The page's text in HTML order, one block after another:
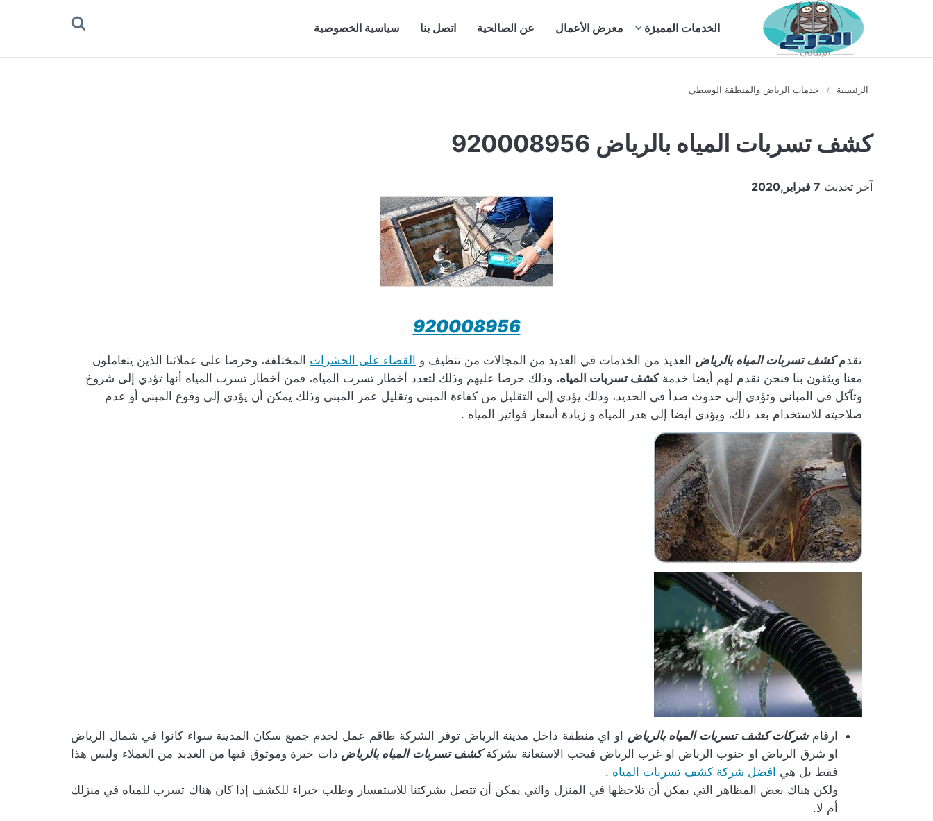
بحث
عن
الخدمات المميزة معرض الأعمال عن الصالحية اتصل بنا سياسية الخصوصية
الرئيسية خدمات الرياض والمنطقة الوسطي
كشف تسربات المياه بالرياض 920008956
آخر تحديث 7 فبراير,2020
920008956
تقدمكشف تسربات المياه بالرياض العديد من الخدمات في العديد من المجالات من تنظيف و القضاء على الحشرات المختلفة، وحرصا على عملائنا الذين يتعاملون
معنا ويثقون بنا فنحن نقدم لهم أيضا خدمةكشف تسربات المياه، وذلك حرصا عليهم وذلك لتعدد أخطار تسرب المياه، فمن أخطار تسرب المياه أنها تؤدي إلى شروخ
وتآكل في المباني وتؤدي إلى حدوث صدأ في الحديد، وذلك يؤدي إلى التقليل من كفاءة المبنى وتقليل عمر المبنى وذلك يمكن أن يؤدي إلى وقوع المبنى أو عدم
صلاحيته للاستخدام بعد ذلك، ويؤدي أيضا إلى هدر المياه و زيادة أسعار فواتير المياه .
ارقامشركات كشف تسربات المياه بالرياض او اي منطقة داخل مدينة الرياض توفر الشركة طاقم عمل لخدم جميع سكان المدينة سواء كانوا في شمال الرياض
او شرق الرياض او جنوب الرياض او غرب الرياض فيجب الاستعانة بشركةكشف تسربات المياه بالرياض ذات خبرة وموثوق فيها من العديد من العملاء وليس هذا
فقط بل هي افضل شركة كشف تسربات المياه .
ولكن هناك بعض المظاهر التي يمكن أن تلاحظها في المنزل والتي يمكن أن تتصل بشركتنا للاستفسار وطلب خبراء للكشف إذا كان هناك تسرب للمياه في منزلك
أم لا.